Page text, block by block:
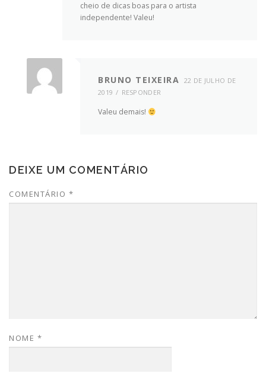
cheio de dicas boas para o artista
independente! Valeu!
BRUNO TEIXEIRA 22 DE JULHO DE
2019
RESPONDER
Valeu demais!
DEIXE UM COMENTÁRIO
COMENTÁRIO *
NOME *